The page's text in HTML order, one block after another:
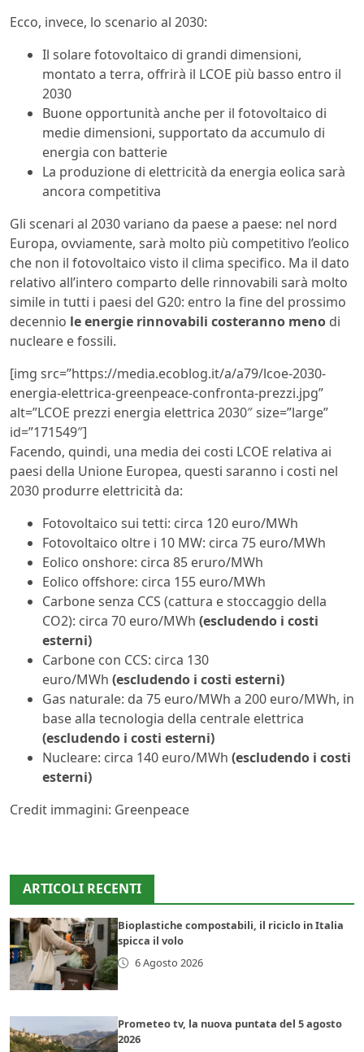
Ecco, invece, lo scenario al 2030:
Il solare fotovoltaico di grandi dimensioni,
montato a terra, offrirà il LCOE più basso entro il
2030
Buone opportunità anche per il fotovoltaico di
medie dimensioni, supportato da accumulo di
energia con batterie
La produzione di elettricità da energia eolica sarà
ancora competitiva
Gli scenari al 2030 variano da paese a paese: nel nord
Europa, ovviamente, sarà molto più competitivo l’eolico
che non il fotovoltaico visto il clima specifico. Ma il dato
relativo all’intero comparto delle rinnovabili sarà molto
simile in tutti i paesi del G20: entro la fine del prossimo
decennio le energie rinnovabili costeranno meno di
nucleare e fossili.
[img src=”https://media.ecoblog.it/a/a79/lcoe-2030-
energia-elettrica-greenpeace-confronta-prezzi.jpg”
alt=”LCOE prezzi energia elettrica 2030″ size=”large”
id=”171549″]
Facendo, quindi, una media dei costi LCOE relativa ai
paesi della Unione Europea, questi saranno i costi nel
2030 produrre elettricità da:
Fotovoltaico sui tetti: circa 120 euro/MWh
Fotovoltaico oltre i 10 MW: circa 75 euro/MWh
Eolico onshore: circa 85 eruro/MWh
Eolico offshore: circa 155 euro/MWh
Carbone senza CCS (cattura e stoccaggio della
CO2): circa 70 euro/MWh (escludendo i costi
esterni)
Carbone con CCS: circa 130
euro/MWh (escludendo i costi esterni)
Gas naturale: da 75 euro/MWh a 200 euro/MWh, in
base alla tecnologia della centrale elettrica
(escludendo i costi esterni)
Nucleare: circa 140 euro/MWh (escludendo i costi
esterni)
Credit immagini: Greenpeace
ARTICOLI RECENTI
Bioplastiche compostabili, il riciclo in Italia
spicca il volo
6 Agosto 2026
Prometeo tv, la nuova puntata del 5 agosto
2026